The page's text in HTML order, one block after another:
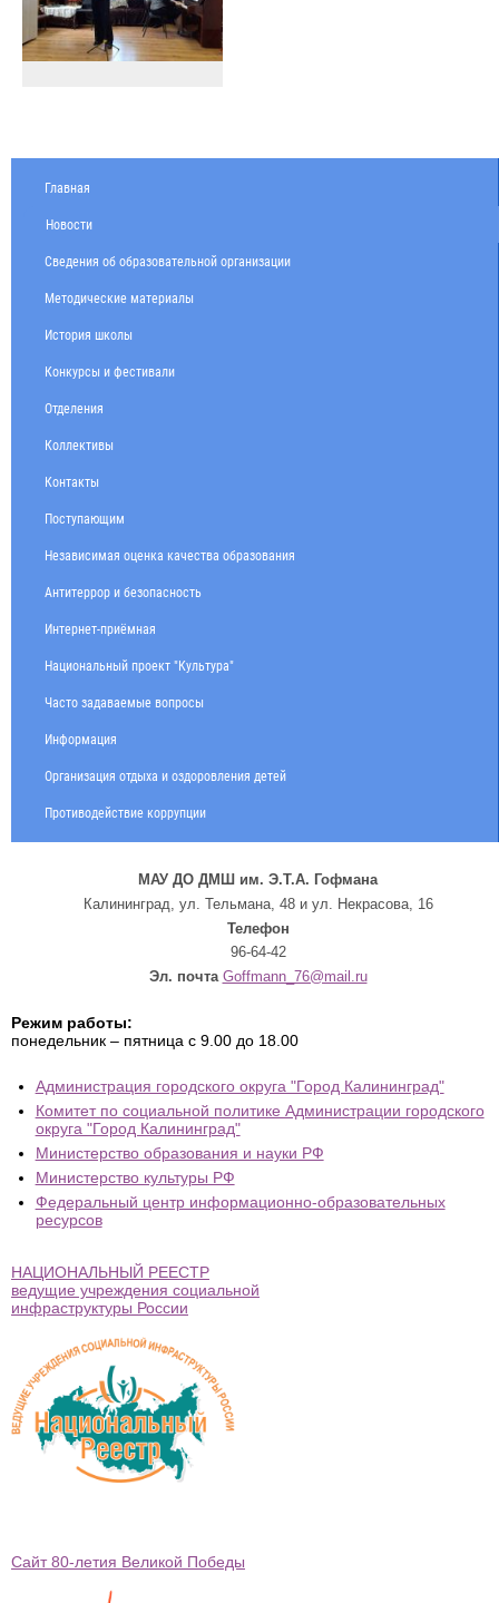
Главная
Новости
Сведения об образовательной организации
Методические материалы
История школы
Конкурсы и фестивали
Отделения
Коллективы
Контакты
Поступающим
Независимая оценка качества образования
Антитеррор и безопасность
Интернет-приёмная
Национальный проект "Культура"
Часто задаваемые вопросы
Информация
Организация отдыха и оздоровления детей
Противодействие коррупции
МАУ ДО ДМШ им. Э.Т.А. Гофмана
Калининград, ул. Тельмана, 48 и ул. Некрасова, 16
Телефон
96-64-42
Эл. почта Goffmann_76@mail.ru
Режим работы:
понедельник – пятница с 9.00 до 18.00
Администрация городского округа "Город Калининград"
Комитет по социальной политике Администрации городского
округа "Город Калининград"
Министерство образования и науки РФ
Министерство культуры РФ
Федеральный центр информационно-образовательных
ресурсов
НАЦИОНАЛЬНЫЙ РЕЕСТР
ведущие учреждения социальной
инфраструктуры России
Сайт 80-летия Великой Победы